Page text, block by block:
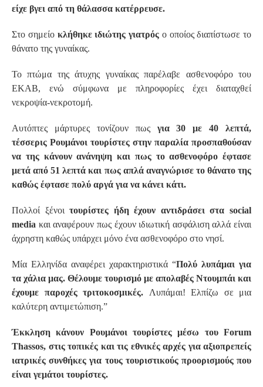
είχε βγει από τη θάλασσα κατέρρευσε.
Στο σημείο κλήθηκε ιδιώτης γιατρός ο οποίος διαπίστωσε το
θάνατο της γυναίκας.
Το πτώμα της άτυχης γυναίκας παρέλαβε ασθενοφόρο του
ΕΚΑΒ, ενώ σύμφωνα με πληροφορίες έχει διαταχθεί
νεκροψία-νεκροτομή.
Αυτόπτες μάρτυρες τονίζουν πως για 30 με 40 λεπτά,
τέσσερις Ρουμάνοι τουρίστες στην παραλία προσπαθούσαν
να της κάνουν ανάνηψη και πως το ασθενοφόρο έφτασε
μετά από 51 λεπτά και πως απλά αναγνώρισε το θάνατο της
καθώς έφτασε πολύ αργά για να κάνει κάτι.
Πολλοί ξένοιτουρίστες ήδη έχουν αντιδράσει στα social
media και αναφέρουν πως έχουν ιδιωτική ασφάλιση αλλά είναι
άχρηστη καθώς υπάρχει μόνο ένα ασθενοφόρο στο νησί.
Μία Ελληνίδα αναφέρει χαρακτηριστικά “Πολύ λυπάμαι για
τα χάλια μας. Θέλουμε τουρισμό με απολαβές Ντουμπάι και
έχουμε παροχές τριτοκοσμικές. Λυπάμαι! Ελπίζω σε μια
καλύτερη αντιμετώπιση.”
Έκκληση κάνουν Ρουμάνοι τουρίστες μέσω του Forum
Thassos, στις τοπικές και τις εθνικές αρχές για αξιοπρεπείς
ιατρικές συνθήκες για τους τουριστικούς προορισμούς που
είναι γεμάτοι τουρίστες.